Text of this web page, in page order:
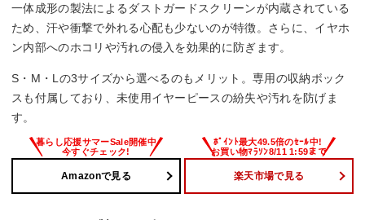
一体成形の製法によるダストガードスクリーンが内蔵されている
ため、汗や衝撃で外れる心配も少ないのが特徴。さらに、イヤホ
ン内部へのホコリや汚れの侵入を効果的に防ぎます。
S・M・Lの3サイズから選べるのもメリット。専用の収納ボック
スも付属しており、未使用イヤーピースの紛失や汚れを防げま
す。
Amazonで見る 楽天市場で見る